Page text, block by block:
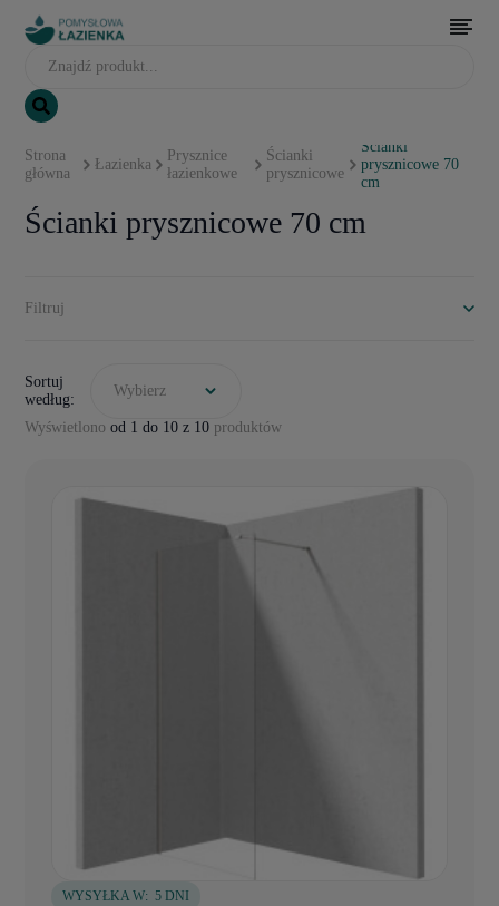
Strona
główna
Łazienka
Prysznice
łazienkowe
Ścianki
prysznicowe
Ścianki
prysznicowe 70
cm
Ścianki prysznicowe 70 cm
Filtruj
Wyświetlono od 1 do 10 z 10 produktów
Sortuj
według:
Wybierz
WYSYŁKA W: 5 DNI